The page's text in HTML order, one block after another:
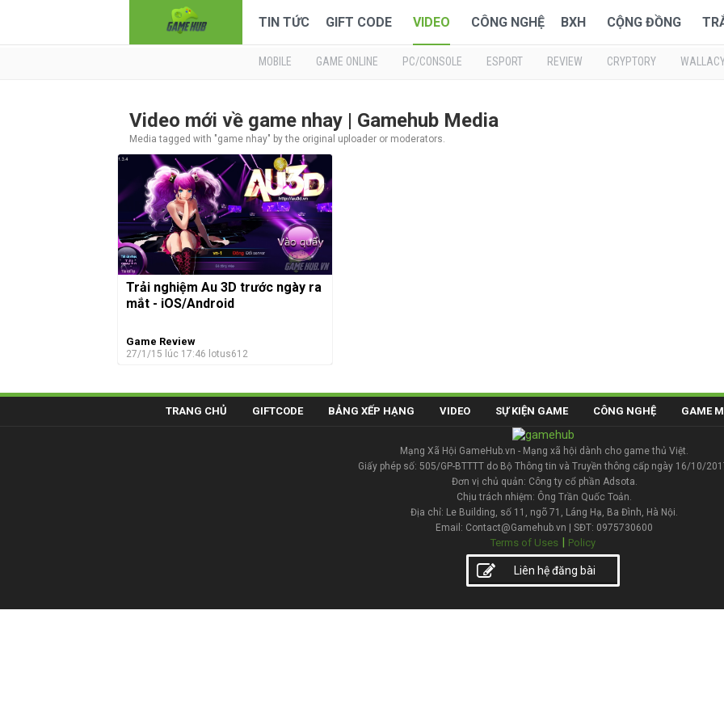
TIN TỨC GIFT CODE VIDEO CÔNG NGHỆ BXH CỘNG ĐỒNG
MOBILE GAME ONLINE PC/CONSOLE ESPORT REVIEW CRYPTORY
Video mới về game nhay | Gamehub Media
Media tagged with "game nhay" by the original uploader or moderators.
Trải nghiệm Au 3D trước ngày ra
mắt - iOS/Android
Game Review
27/1/15 lúc 17:46 lotus612
TRANG CHỦ GIFTCODE BẢNG XẾP HẠNG VIDEO SỰ KIỆN GAME CÔNG NGHỆ GAME
Mạng Xã Hội GameHub.vn - Mạng xã hội dành cho game thủ Việt.
Giấy phép số: 505/GP-BTTTT do Bộ Thông tin và Truyền thông cấp ngày 16/10/
Đơn vị chủ quản: Công ty cổ phần Adsota.
Chịu trách nhiệm: Ông Trần Quốc Toản.
Địa chỉ: Le Building, số 11, ngõ 71, Láng Hạ, Ba Đình, Hà Nội.
Email: Contact@Gamehub.vn | SĐT: 0975730600
Terms of Uses | Policy
Liên hệ đăng bài